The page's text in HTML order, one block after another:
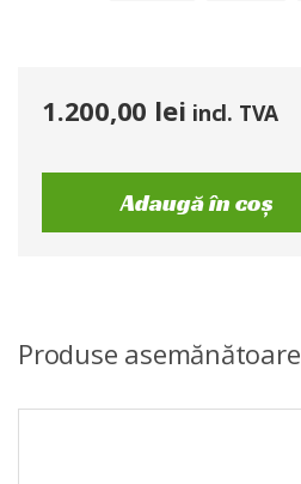
1.200,00 lei incl. TVA
Adaugă în coș
Produse asemănătoare